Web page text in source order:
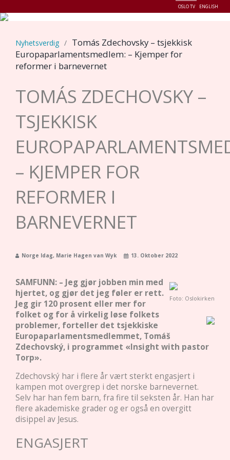
OSLO TV ENGLISH
Nyhetsverdig / Tomás Zdechovsky – tsjekkisk
Europaparlamentsmedlem: – Kjemper for
reformer i barnevernet
TOMÁS ZDECHOVSKY –
TSJEKKISK
– KJEMPER FOR
REFORMER I
BARNEVERNET
Norge Idag, Marie Hagen van Wyk 13. Oktober 2022
Foto: Oslokirken
SAMFUNN: – Jeg gjør jobben min med
hjertet, og gjør det jeg føler er rett.
Jeg gir 120 prosent eller mer for
folket og for å virkelig løse folkets
problemer, forteller det tsjekkiske
Europaparlamentsmedlemmet, Tomáš
Zdechovský, i programmet «Insight with pastor
Torp».
Zdechovský har i flere år vært sterkt engasjert i
kampen mot overgrep i det norske barnevernet.
Selv har han fem barn, fra fire til seksten år. Han har
flere akademiske grader og er også en overgitt
disippel av Jesus.
ENGASJERT